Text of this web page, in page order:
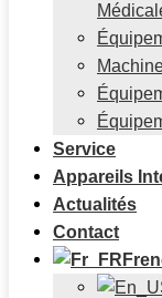
Service
Appareils
Actualités
Contact